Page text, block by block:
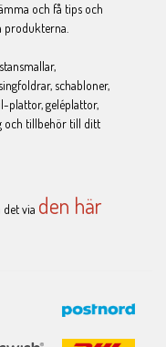
och få tips och
produkterna.
schabloner,
plattor, geléplattor,
och tillbehör till ditt
via den här